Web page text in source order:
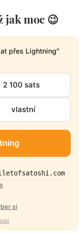
jak moc 😉
přes Lightning"
2 100 sats
vlastní
si